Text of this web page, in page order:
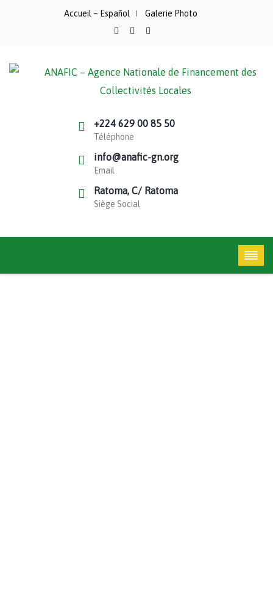
Accueil – Español Galerie Photo
+224 629 00 85 50
Téléphone
info@anafic-gn.org
Email
Ratoma, C/ Ratoma
Siège Social